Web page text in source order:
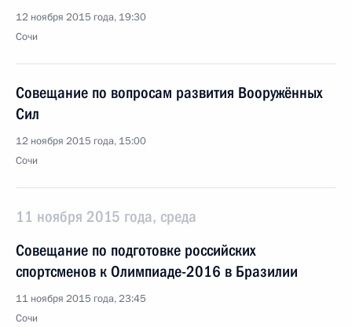
12 ноября 2015 года, 19:30
Сочи
Совещание по вопросам развития Вооружённых
Сил
12 ноября 2015 года, 15:00
Сочи
11 ноября 2015 года, среда
Совещание по подготовке российских
спортсменов к Олимпиаде-2016 в Бразилии
11 ноября 2015 года, 23:45
Сочи